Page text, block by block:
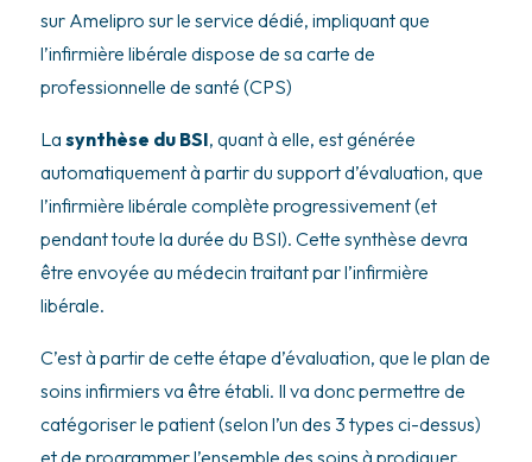
sur Amelipro sur le service dédié, impliquant que
l’infirmière libérale dispose de sa carte de
professionnelle de santé (CPS)
La synthèse du BSI, quant à elle, est générée
automatiquement à partir du support d’évaluation, que
l’infirmière libérale complète progressivement (et
pendant toute la durée du BSI). Cette synthèse devra
être envoyée au médecin traitant par l’infirmière
libérale.
C’est à partir de cette étape d’évaluation, que le plan de
soins infirmiers va être établi. Il va donc permettre de
catégoriser le patient (selon l’un des 3 types ci-dessus)
et de programmer l’ensemble des soins à prodiguer.